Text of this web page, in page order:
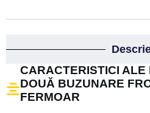
CARACTERISTICI ALE
DOUĂ BUZUNARE
FERMOAR